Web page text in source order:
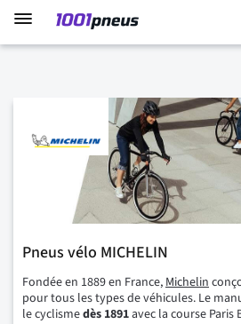
Pneus vélo MICHELIN
Fondée en 1889 en France, Michelin
pour tous les types de véhicules. Le
le cyclismedès 1891avec la course Paris